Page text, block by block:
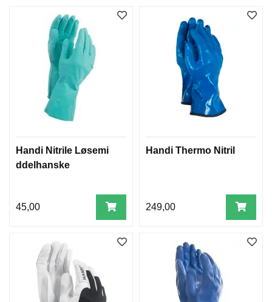
Handi Nitrile Løsemi
ddelhanske
45,00
Handi Thermo Nitril
249,00